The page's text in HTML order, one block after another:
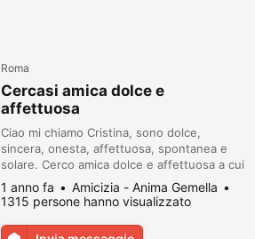
Roma
Cercasi amica dolce e
affettuosa
Ciao mi chiamo Cristina, sono dolce,
sincera, onesta, affettuosa, spontanea e
solare. Cerco amica dolce e affettuosa a cui
donare amore e felicità per sempre.
1 anno fa
Amicizia - Anima Gemella
1315 persone hanno visualizzato